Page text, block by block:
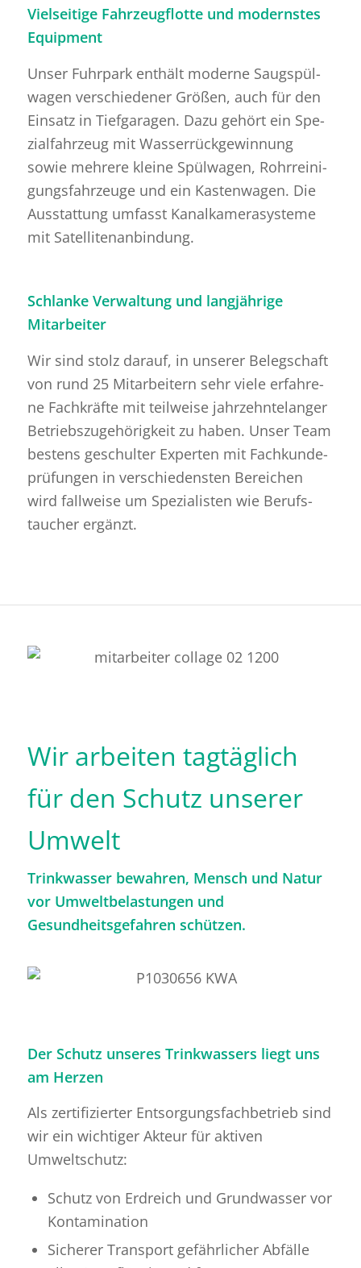
Vielseitige Fahrzeugflotte und modernstes
Equipment
Unser Fuhr­park ent­hält mo­der­ne Saugspül­
wa­gen ver­schie­de­ner Grö­ßen, auch für den
Ein­satz in Tief­ga­ra­gen. Dazu ge­hört ein Spe­
zi­al­fahr­zeug mit Was­ser­rück­ge­win­nung
sowie meh­re­re klei­ne Spül­wa­gen, Rohr­rei­ni­
gungs­fahr­zeu­ge und ein Kas­ten­wa­gen. Die
Aus­stat­tung um­fasst Ka­nal­ka­me­ra­sys­te­me
mit Sa­tel­li­ten­an­bin­dung.
Schlanke Verwaltung und langjährige
Mitarbeiter
Wir sind stolz dar­auf, in un­se­rer Be­leg­schaft
von rund 25 Mit­ar­bei­tern sehr viele er­fah­re­
ne Fach­kräf­te mit teil­wei­se jahr­zehn­te­lan­ger
Be­triebs­zu­ge­hö­rig­keit zu haben. Unser Team
bes­tens ge­schul­ter Ex­per­ten mit Fach­kun­de­
prü­fun­gen in ver­schie­dens­ten Be­rei­chen
wird fall­wei­se um Spe­zia­lis­ten wie Be­rufs­
tau­cher er­gänzt.
Wir arbeiten tagtäglich
für den Schutz unserer
Umwelt
Trinkwasser bewahren, Mensch und Natur
vor Umweltbelastungen und
Gesundheitsgefahren schützen.
Der Schutz unseres Trinkwassers liegt uns
am Herzen
Als zertifizierter Entsorgungsfachbetrieb sind
wir ein wichtiger Akteur für aktiven
Umweltschutz:
Schutz von Erdreich und Grundwasser vor
Kontamination
Sicherer Transport gefährlicher Abfälle